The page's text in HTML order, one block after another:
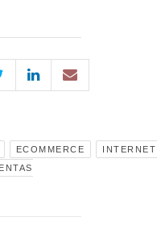
ECOMMERCE
INTERNET